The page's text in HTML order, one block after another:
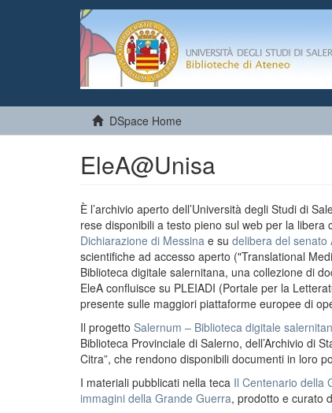
DSpace Home
EleA@Unisa
È l’archivio aperto dell’Università degli Studi di
rese disponibili a testo pieno sul web per la
Dichiarazione di Messina e su delibera del senato
scientifiche ad accesso aperto ("Translational
Biblioteca digitale salernitana, una collezione di
EleA confluisce su PLEIADI (Portale per la
presente sulle maggiori piattaforme europee di
Il progetto Salernum – Biblioteca digitale
Biblioteca Provinciale di Salerno, dell’Archivio di
Citra”, che rendono disponibili documenti in loro
I materiali pubblicati nella teca Il Centenario della
immagini della Grande Guerra, prodotto e curato